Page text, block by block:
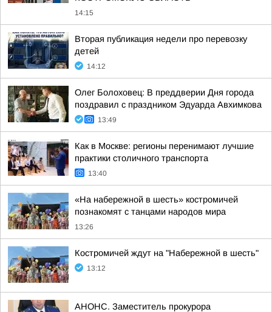
14:15
Вторая публикация недели про перевозку
детей
14:12
Олег Болоховец: В преддверии Дня города
поздравил с праздником Эдуарда Авхимкова
13:49
Как в Москве: регионы перенимают лучшие
практики столичного транспорта
13:40
«На набережной в шесть» костромичей
познакомят с танцами народов мира
13:26
Костромичей ждут на "Набережной в шесть"
13:12
АНОНС. Заместитель прокурора